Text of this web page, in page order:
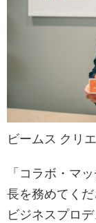
ビームス クリ
「コラボ・マ
長を務めてく
ビジネスプロ